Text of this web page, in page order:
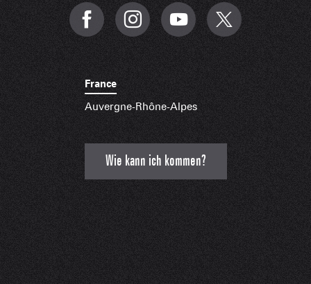
France
Auvergne-Rhône-Alpes
Wie kann ich kommen?